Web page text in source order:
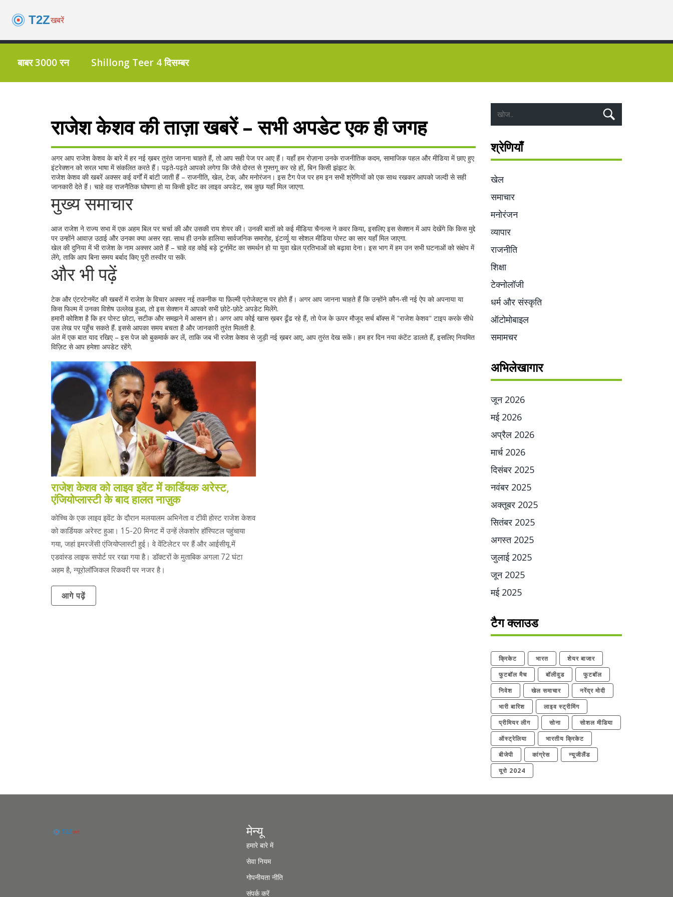
बाबर 3000 रन Shillong Teer 4 दिसम्बर
राजेश केशव की ताज़ा खबरें – सभी अपडेट एक ही जगह
अगर आप राजेश केशव के बारे में हर नई ख़बर तुरंत जानना चाहते हैं, तो आप सही पेज पर आए हैं। यहाँ हम रोज़ाना उनके राजनीतिक कदम, सामाजिक पहल और मीडिया में छाए हुए
इंटरेक्शन को सरल भाषा में संकलित करते हैं। पढ़ते‑पढ़ते आपको लगेगा कि जैसे दोस्त से गुफ्तगू कर रहे हों, बिन किसी झंझट के.
राजेश केशव की खबरें अक्सर कई वर्गों में बांटी जाती हैं – राजनीति, खेल, टेक, और मनोरंजन। इस टैग पेज पर हम इन सभी श्रेणियों को एक साथ रखकर आपको जल्दी से सही
जानकारी देते हैं। चाहे वह राजनैतिक घोषणा हो या किसी इवेंट का लाइव अपडेट, सब कुछ यहाँ मिल जाएगा.
मुख्य समाचार
आज राजेश ने राज्य सभा में एक अहम बिल पर चर्चा की और उसकी राय शेयर की। उनकी बातों को कई मीडिया चैनल्स ने कवर किया, इसलिए इस सेक्शन में आप देखेंगे कि किस मुद्दे
पर उन्होंने आवाज़ उठाई और उनका क्या असर रहा. साथ ही उनके हालिया सार्वजनिक समारोह, इंटर्व्यू या सोशल मीडिया पोस्ट का सार यहाँ मिल जाएगा.
खेल की दुनिया में भी राजेश के नाम अक्सर आते हैं – चाहे वह कोई बड़े टूर्नामेंट का समर्थन हो या युवा खेल प्रतिभाओं को बढ़ावा देना। इस भाग में हम उन सभी घटनाओं को संक्षेप में
लेंगे, ताकि आप बिना समय बर्बाद किए पूरी तस्वीर पा सकें.
और भी पढ़ें
टेक और एंटरटेनमेंट की खबरों में राजेश के विचार अक्सर नई तकनीक या फ़िल्मी प्रोजेक्ट्स पर होते हैं। अगर आप जानना चाहते हैं कि उन्होंने कौन‑सी नई ऐप को अपनाया या
किस फिल्म में उनका विशेष उल्लेख हुआ, तो इस सेक्शन में आपको सभी छोटे-छोटे अपडेट मिलेंगे.
हमारी कोशिश है कि हर पोस्ट छोटा, सटीक और समझने में आसान हो। अगर आप कोई खास ख़बर ढूँढ रहे हैं, तो पेज के ऊपर मौजूद सर्च बॉक्स में "राजेश केशव" टाइप करके सीधे
उस लेख पर पहुँच सकते हैं. इससे आपका समय बचता है और जानकारी तुरंत मिलती है.
अंत में एक बात याद रखिए – इस पेज को बुकमार्क कर लें, ताकि जब भी रजेश केशव से जुड़ी नई ख़बर आए, आप तुरंत देख सकें। हम हर दिन नया कंटेंट डालते हैं, इसलिए नियमित
विज़िट से आप हमेशा अपडेट रहेंगे.
राजेश केशव को लाइव इवेंट में कार्डियक अरेस्ट,
एंजियोप्लास्टी के बाद हालत नाज़ुक
कोच्चि के एक लाइव इवेंट के दौरान मलयालम अभिनेता व टीवी होस्ट राजेश केशव
को कार्डियक अरेस्ट हुआ। 15-20 मिनट में उन्हें लेकशोर हॉस्पिटल पहुंचाया
गया, जहां इमरजेंसी एंजियोप्लास्टी हुई। वे वेंटिलेटर पर हैं और आईसीयू में
एडवांस्ड लाइफ सपोर्ट पर रखा गया है। डॉक्टरों के मुताबिक अगला 72 घंटा
अहम है, न्यूरोलॉजिकल रिकवरी पर नजर है।
आगे पढ़ें
श्रेणियाँ
खेल
समाचार
मनोरंजन
व्यापार
राजनीति
शिक्षा
टेक्नोलॉजी
धर्म और संस्कृति
ऑटोमोबाइल
समामचर
अभिलेखागार
जून 2026
मई 2026
अप्रैल 2026
मार्च 2026
दिसंबर 2025
नवंबर 2025
अक्तूबर 2025
सितंबर 2025
अगस्त 2025
जुलाई 2025
जून 2025
मई 2025
टैग क्लाउड
क्रिकेट भारत
शेयर बाजार
फुटबॉल मैच
बॉलीवुड
फुटबॉल
निवेश
खेल समाचार
नरेंद्र मोदी
भारी बारिश
लाइव स्ट्रीमिंग
प्रीमियर लीग
सोना
सोशल मीडिया
ऑस्ट्रेलिया
भारतीय क्रिकेट
बीजेपी
कांग्रेस
न्यूजीलैंड
यूरो 2024
मेन्यू
हमारे बारे में
सेवा नियम
गोपनीयता नीति
संपर्क करें